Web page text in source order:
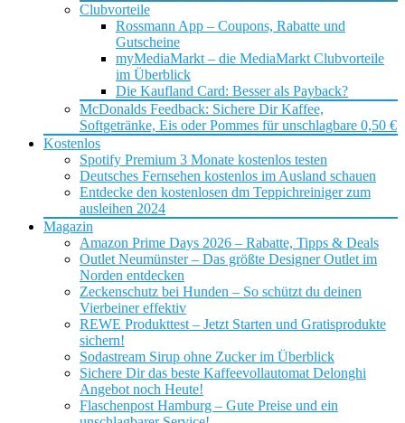
Clubvorteile
Rossmann App – Coupons, Rabatte und
Gutscheine
myMediaMarkt – die MediaMarkt Clubvorteile
im Überblick
Die Kaufland Card: Besser als Payback?
McDonalds Feedback: Sichere Dir Kaffee,
Softgetränke, Eis oder Pommes für unschlagbare 0,50 €
Kostenlos
Spotify Premium 3 Monate kostenlos testen
Deutsches Fernsehen kostenlos im Ausland schauen
Entdecke den kostenlosen dm Teppichreiniger zum
ausleihen 2024
Magazin
Amazon Prime Days 2026 – Rabatte, Tipps & Deals
Outlet Neumünster – Das größte Designer Outlet im
Norden entdecken
Zeckenschutz bei Hunden – So schützt du deinen
Vierbeiner effektiv
REWE Produkttest – Jetzt Starten und Gratisprodukte
sichern!
Sodastream Sirup ohne Zucker im Überblick
Sichere Dir das beste Kaffeevollautomat Delonghi
Angebot noch Heute!
Flaschenpost Hamburg – Gute Preise und ein